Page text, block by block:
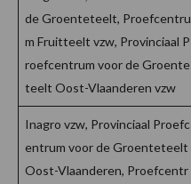
de Groenteteelt, Proefcentru
m Fruitteelt vzw, Provinciaal P
roefcentrum voor de Groente
teelt Oost-Vlaanderen vzw
Inagro vzw, Provinciaal Proefc
entrum voor de Groenteteelt
Oost-Vlaanderen, Proefcentr